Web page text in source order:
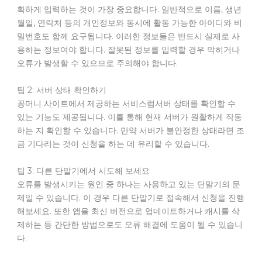
확하게 입력하는 것이 가장 중요합니다. 일반적으로 이름, 생년
월일, 연락처 등의 개인정보와 동시에 활동 가능한 아이디와 비
밀번호도 함께 요구됩니다. 이러한 정보들은 반드시 실제로 사
용하는 정보여야 합니다. 잘못된 정보를 입력할 경우 막히거나
오류가 발생할 수 있으므로 주의해야 합니다.
팁 2: 서버 상태 확인하기
꽁머니 사이트에서 제공하는 서비스럼서버 상태를 확인할 수
있는 기능도 제공됩니다. 이를 통해 현재 서버가 원활하게 작동
하는 지 확인할 수 있습니다. 만약 서버가 불안정한 상태라면 조
금 기다리는 것이 신청을 하는 데 유리할 수 있습니다.
팁 3: 다른 단말기에서 시도해 보세요
오류를 발생시키는 원인 중 하나는 사용하고 있는 단말기의 문
제일 수 있습니다. 이 경우 다른 단말기로 접속해서 신청을 진행
해보세요. 또한 앱을 최신 버전으로 업데이트하거나 캐시를 삭
제하는 등 간단한 방법으로도 오류 해결에 도움이 될 수 있습니
다.